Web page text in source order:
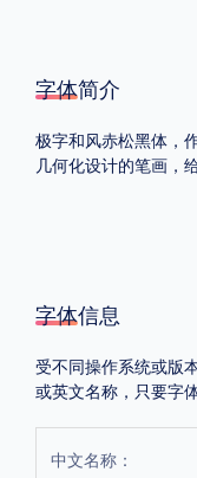
POP字体下载
字体简介
极字和风赤松黑体，
几何化设计的笔画，
字体信息
受不同操作系统或版
或英文名称，只要字
中文名称：